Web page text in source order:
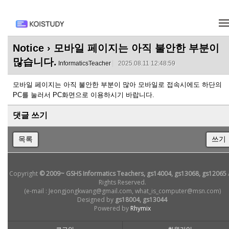
Notice › 모바일 페이지는 아직 불안한 부분이
많습니다. InformaticsTeacher 2025.08.11 12:48:59
모바일 페이지는 아직 불안한 부분이 많아 모바일로 접속시에도 하단의
PC를 눌러서 PC화면으로 이용하시기 바랍니다.
댓글 쓰기
목록 쓰기
Copyright © 2009~ GSHS Informatics Teachers, gs14004, gs13068, gs12065
Rights Reserved.
(e-mail : Jeongjongkwang@gmail.com, what_is_computer@msn.com)
Designed by gs18004, gs13044
Powered by Rhymix